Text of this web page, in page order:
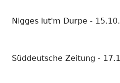
Nigges iut'm Durpe -
Süddeutsche Zeitung -